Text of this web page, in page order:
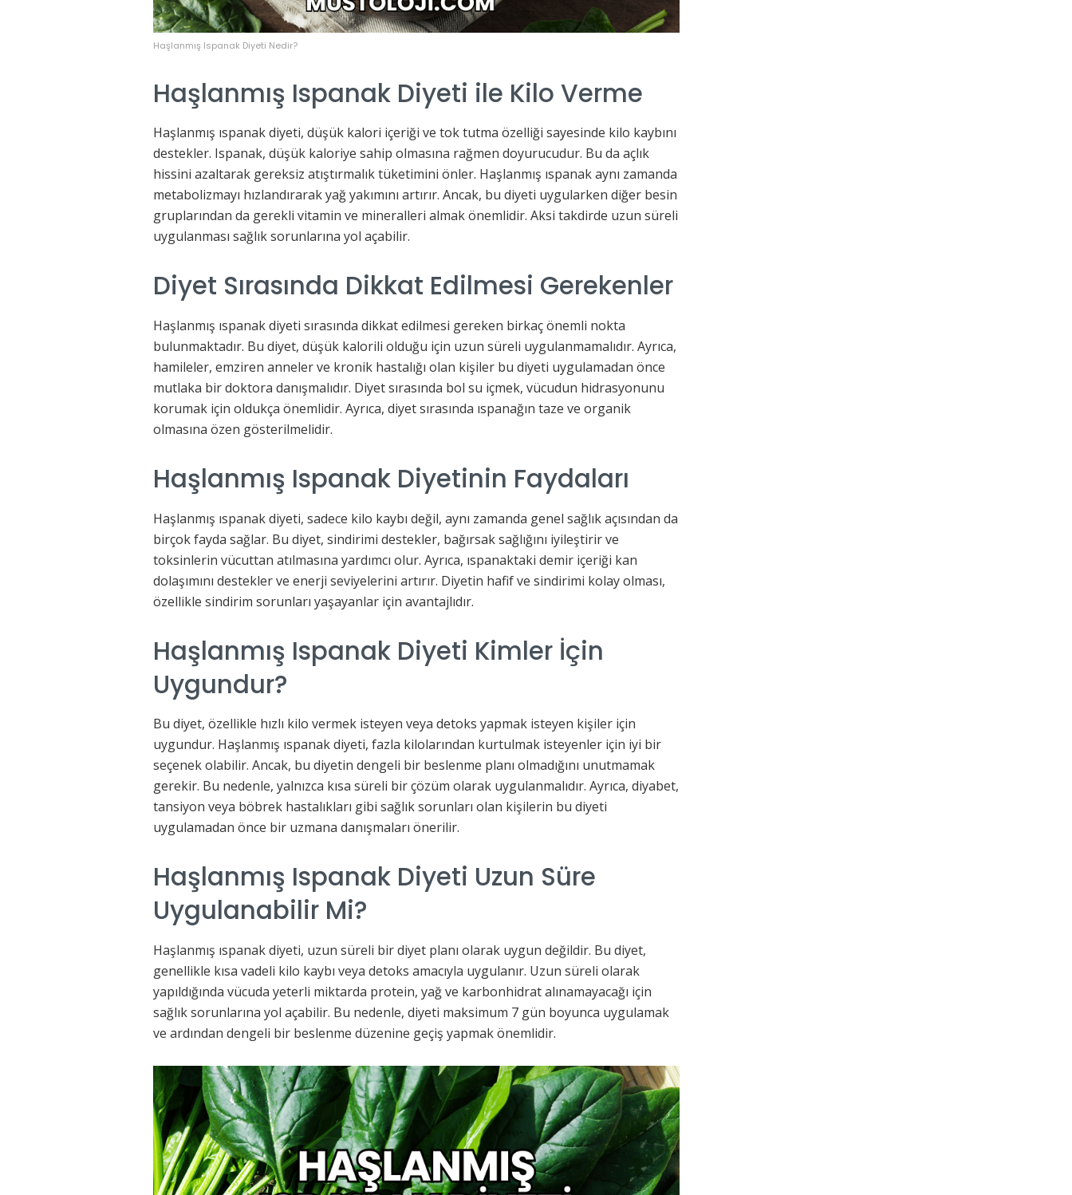
Haşlanmış Ispanak Diyeti Nedir?
Haşlanmış Ispanak Diyeti ile Kilo Verme
Haşlanmış ıspanak diyeti, düşük kalori içeriği ve tok tutma özelliği sayesinde kilo kaybını
destekler. Ispanak, düşük kaloriye sahip olmasına rağmen doyurucudur. Bu da açlık
hissini azaltarak gereksiz atıştırmalık tüketimini önler. Haşlanmış ıspanak aynı zamanda
metabolizmayı hızlandırarak yağ yakımını artırır. Ancak, bu diyeti uygularken diğer besin
gruplarından da gerekli vitamin ve mineralleri almak önemlidir. Aksi takdirde uzun süreli
uygulanması sağlık sorunlarına yol açabilir.
Diyet Sırasında Dikkat Edilmesi Gerekenler
Haşlanmış ıspanak diyeti sırasında dikkat edilmesi gereken birkaç önemli nokta
bulunmaktadır. Bu diyet, düşük kalorili olduğu için uzun süreli uygulanmamalıdır. Ayrıca,
hamileler, emziren anneler ve kronik hastalığı olan kişiler bu diyeti uygulamadan önce
mutlaka bir doktora danışmalıdır. Diyet sırasında bol su içmek, vücudun hidrasyonunu
korumak için oldukça önemlidir. Ayrıca, diyet sırasında ıspanağın taze ve organik
olmasına özen gösterilmelidir.
Haşlanmış Ispanak Diyetinin Faydaları
Haşlanmış ıspanak diyeti, sadece kilo kaybı değil, aynı zamanda genel sağlık açısından da
birçok fayda sağlar. Bu diyet, sindirimi destekler, bağırsak sağlığını iyileştirir ve
toksinlerin vücuttan atılmasına yardımcı olur. Ayrıca, ıspanaktaki demir içeriği kan
dolaşımını destekler ve enerji seviyelerini artırır. Diyetin hafif ve sindirimi kolay olması,
özellikle sindirim sorunları yaşayanlar için avantajlıdır.
Haşlanmış Ispanak Diyeti Kimler İçin
Uygundur?
Bu diyet, özellikle hızlı kilo vermek isteyen veya detoks yapmak isteyen kişiler için
uygundur. Haşlanmış ıspanak diyeti, fazla kilolarından kurtulmak isteyenler için iyi bir
seçenek olabilir. Ancak, bu diyetin dengeli bir beslenme planı olmadığını unutmamak
gerekir. Bu nedenle, yalnızca kısa süreli bir çözüm olarak uygulanmalıdır. Ayrıca, diyabet,
tansiyon veya böbrek hastalıkları gibi sağlık sorunları olan kişilerin bu diyeti
uygulamadan önce bir uzmana danışmaları önerilir.
Haşlanmış Ispanak Diyeti Uzun Süre
Uygulanabilir Mi?
Haşlanmış ıspanak diyeti, uzun süreli bir diyet planı olarak uygun değildir. Bu diyet,
genellikle kısa vadeli kilo kaybı veya detoks amacıyla uygulanır. Uzun süreli olarak
yapıldığında vücuda yeterli miktarda protein, yağ ve karbonhidrat alınamayacağı için
sağlık sorunlarına yol açabilir. Bu nedenle, diyeti maksimum 7 gün boyunca uygulamak
ve ardından dengeli bir beslenme düzenine geçiş yapmak önemlidir.